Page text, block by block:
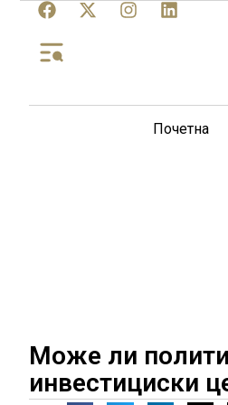
Почетна
Може ли
инвестициски